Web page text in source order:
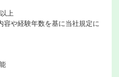
上
や経験年数を基に当社規定に